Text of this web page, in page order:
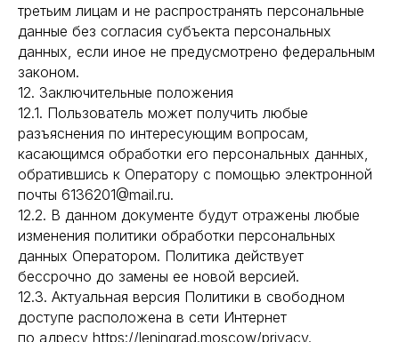
третьим лицам и не распространять персональные
данные без согласия субъекта персональных
данных, если иное не предусмотрено федеральным
законом.
12. Заключительные положения
12.1. Пользователь может получить любые
разъяснения по интересующим вопросам,
касающимся обработки его персональных данных,
обратившись к Оператору с помощью электронной
почты 6136201@mail.ru.
12.2. В данном документе будут отражены любые
изменения политики обработки персональных
данных Оператором. Политика действует
бессрочно до замены ее новой версией.
12.3. Актуальная версия Политики в свободном
доступе расположена в сети Интернет
по адресу https://leningrad.moscow/privacy.